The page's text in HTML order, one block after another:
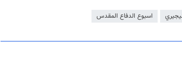
اسبوع الدفاع المقدس